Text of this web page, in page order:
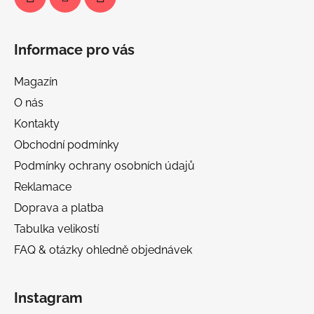
Informace pro vás
Magazín
O nás
Kontakty
Obchodní podmínky
Podmínky ochrany osobních údajů
Reklamace
Doprava a platba
Tabulka velikostí
FAQ & otázky ohledně objednávek
Instagram